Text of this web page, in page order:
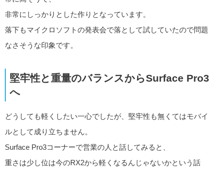
非常にしっかりとした作りとなっています。
落下もマイクロソフトの発表会で落として試していたので問題
なさそうな印象です。
堅牢性と重量のバランスからSurface Pro3
へ
どうしても軽くしたい一心でしたが、堅牢性も無くてはモバイ
ルとして成り立ちません。
Surface Pro3コーナーで営業の人と話してみると、
重さは少し位は今のRX2から軽くなるんじゃないかという話